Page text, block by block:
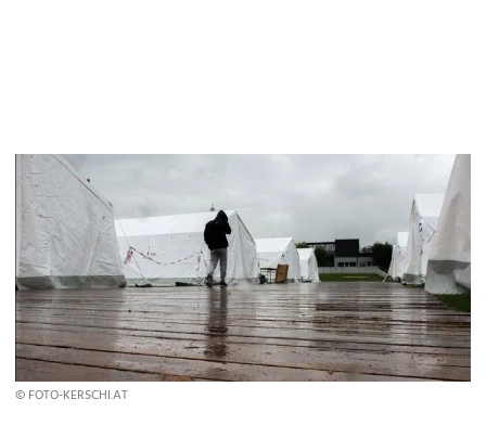
© FOTO-KERSCHI.AT